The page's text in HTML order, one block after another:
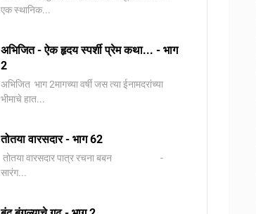
एक स्थानिक...
अभिजित - ऐक हृदय स्पर्शी प्रेम कथा... - भाग
2
️अभिजित ️ भाग 2मागच्या वर्षी जस त्या ईनामदरांच्या
भीमाचे हात...
तोतया वारसदार - भाग 62
तोतया वारसदार पात्र रचना बबन -
सारंग...